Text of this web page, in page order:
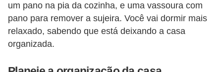
um pano na pia da cozinha, e uma vassoura com
pano para remover a sujeira. Você vai dormir mais
relaxado, sabendo que está deixando a casa
organizada.